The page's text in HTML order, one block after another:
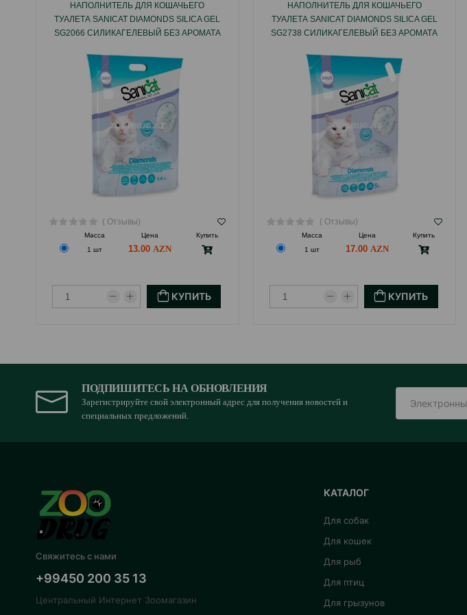
НАПОЛНИТЕЛЬ ДЛЯ КОШАЧЬЕГО
ТУАЛЕТА SANICAT DIAMONDS SILICA GEL
SG2066 СИЛИКАГЕЛЕВЫЙ БЕЗ АРОМАТА
( Отзывы)
Масса Цена
Купить
1 шт
13.00
КУПИТЬ
НАПОЛНИТЕЛЬ ДЛЯ КОШАЧЬЕГО
ТУАЛЕТА SANICAT DIAMONDS SILICA GEL
SG2738 СИЛИКАГЕЛЕВЫЙ БЕЗ АРОМАТА
( Отзывы)
Масса Цена
Купить
1 шт
17.00
КУПИТЬ
ПОДПИШИТЕСЬ НА ОБНОВЛЕНИЯ
Зарегистрируйте свой электронный адрес для получения новостей и
специальных предложений.
Свяжитесь с нами
+99450 200 35 13
Центральный Интернет Зоомагазин
КАТАЛОГ
Для собак
Для кошек
Для рыб
Для птиц
Для грызунов